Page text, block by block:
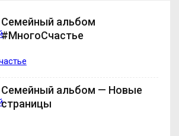
Семейный альбом
#МногоСчастье
Семейный альбом — Новые
страницы